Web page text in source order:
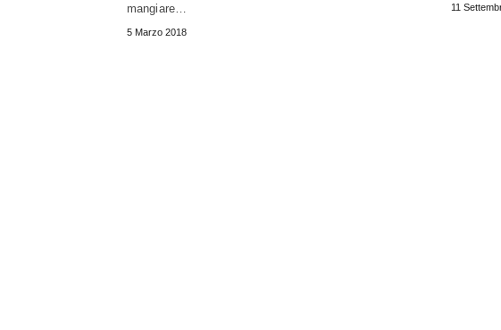
mangiare…
5 Marzo 2018
11